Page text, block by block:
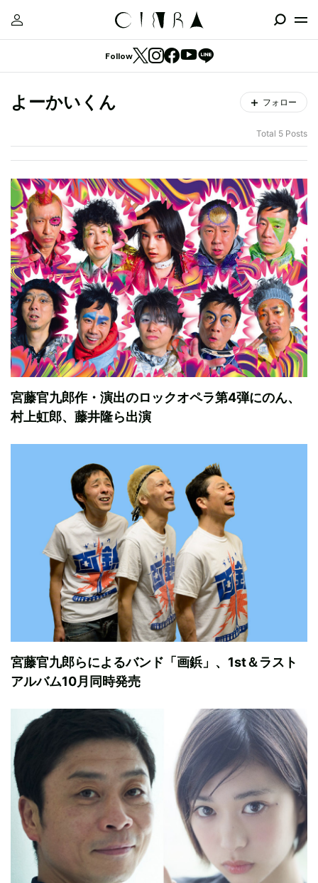
Follow
よーかいくん フォロー
Total 5 Posts
宮藤官九郎作・演出のロックオペラ第4弾にのん、
村上虹郎、藤井隆ら出演
宮藤官九郎らによるバンド「画鋲」、1st＆ラスト
アルバム10月同時発売